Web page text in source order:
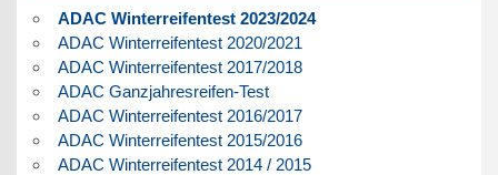
ADAC Winterreifentest 2023/2024
ADAC Winterreifentest 2020/2021
ADAC Winterreifentest 2017/2018
ADAC Ganzjahresreifen-Test
ADAC Winterreifentest 2016/2017
ADAC Winterreifentest 2015/2016
ADAC Winterreifentest 2014 / 2015